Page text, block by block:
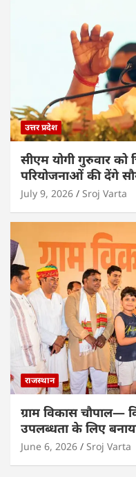
उत्तर प्रदेश
सीएम योगी गुरुवार को
परियोजनाओं की देंगे
July 9, 2026 Sroj Varta
राजस्थान
ग्राम विकास चौपाल—
उपलब्धता के लिए
June 6, 2026 Sroj Varta